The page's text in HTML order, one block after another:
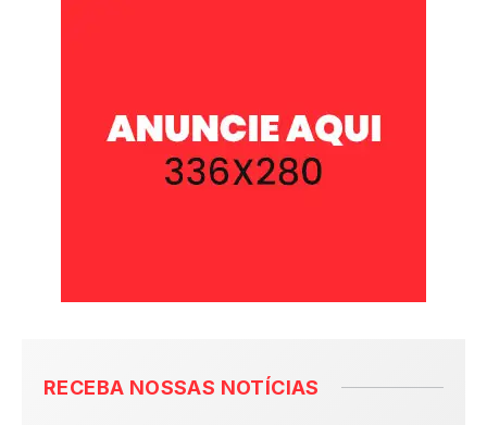
RECEBA NOSSAS NOTÍCIAS